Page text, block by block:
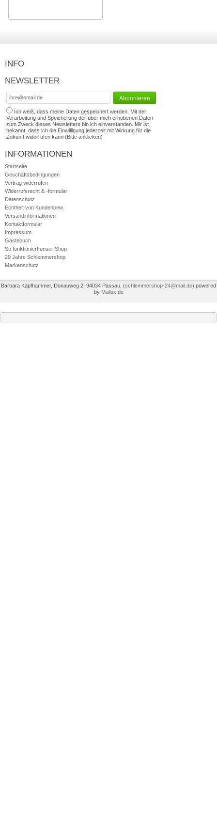
INFO
NEWSLETTER
Ich weiß, dass meine Daten gespeichert werden. Mit der
Verarbeitung und Speicherung der über mich erhobenen Daten
zum Zweck dieses Newsletters bin ich einverstanden. Mir ist
bekannt, dass ich die Einwilligung jederzeit mit Wirkung für die
Zukunft widerrufen kann (Bitte anklicken)
INFORMATIONEN
Startseite
Geschäftsbedingungen
Vertrag widerrufen
Widerrufsrecht & -formular
Datenschutz
Echtheit von Kundenbew.
Versandinformationen
Kontaktformular
Impressum
Gästebuch
So funktioniert unser Shop
20 Jahre Schlemmershop
Markenschutz
Barbara Kapfhammer, Donauweg 2, 94034 Passau, (schlemmershop-24@mail.de) powered
by Mallux.de